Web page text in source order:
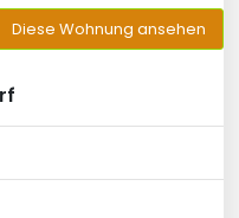
Diese Wohnung ansehen